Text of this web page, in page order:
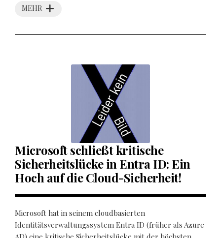
MEHR
Microsoft schließt kritische
Sicherheitslücke in Entra ID: Ein
Hoch auf die Cloud-Sicherheit!
Microsoft hat in seinem cloudbasierten
Identitätsverwaltungssystem Entra ID (früher als Azure